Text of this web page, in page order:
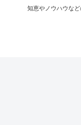
知恵やノウハウな